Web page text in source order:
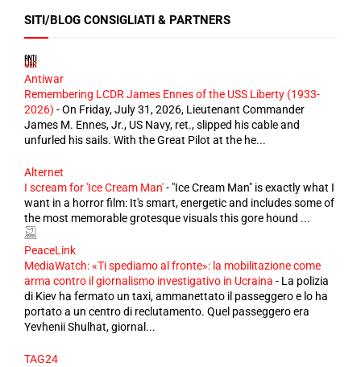
SITI/BLOG CONSIGLIATI & PARTNERS
Antiwar
Remembering LCDR James Ennes of the USS Liberty (1933-
2026) -On Friday, July 31, 2026, Lieutenant Commander
James M. Ennes, Jr., US Navy, ret., slipped his cable and
unfurled his sails. With the Great Pilot at the he...
Alternet
I scream for 'Ice Cream Man'- "Ice Cream Man" is exactly what I
want in a horror film: It's smart, energetic and includes some of
the most memorable grotesque visuals this gore hound ...
PeaceLink
MediaWatch: «Ti spediamo al fronte»: la mobilitazione come
arma contro il giornalismo investigativo in Ucraina - La polizia
di Kiev ha fermato un taxi, ammanettato il passeggero e lo ha
portato a un centro di reclutamento. Quel passeggero era
Yevhenii Shulhat, giornal...
TAG24